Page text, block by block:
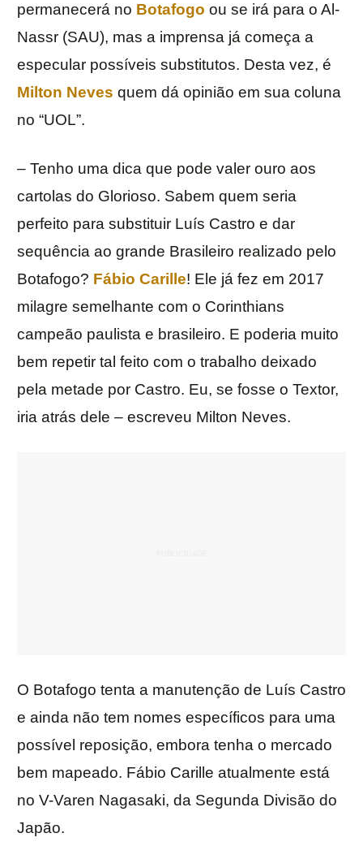
permanecerá no Botafogo ou se irá para o Al-
Nassr (SAU), mas a imprensa já começa a
especular possíveis substitutos. Desta vez, é
Milton Neves quem dá opinião em sua coluna
no “UOL”.
– Tenho uma dica que pode valer ouro aos
cartolas do Glorioso. Sabem quem seria
perfeito para substituir Luís Castro e dar
sequência ao grande Brasileiro realizado pelo
Botafogo? Fábio Carille! Ele já fez em 2017
milagre semelhante com o Corinthians
campeão paulista e brasileiro. E poderia muito
bem repetir tal feito com o trabalho deixado
pela metade por Castro. Eu, se fosse o Textor,
iria atrás dele – escreveu Milton Neves.
O Botafogo tenta a manutenção de Luís Castro
e ainda não tem nomes específicos para uma
possível reposição, embora tenha o mercado
bem mapeado. Fábio Carille atualmente está
no V-Varen Nagasaki, da Segunda Divisão do
Japão.